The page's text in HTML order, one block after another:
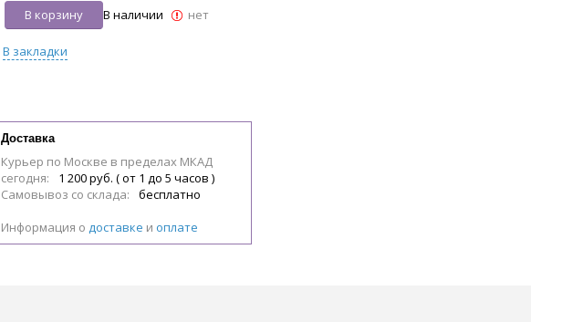
В корзину В наличии нет
В закладки
Доставка
Курьер по Москве в пределах МКАД
сегодня:
1 200 руб. ( от 1 до 5 часов )
Самовывоз со склада:
бесплатно
Информация о доставке и оплате